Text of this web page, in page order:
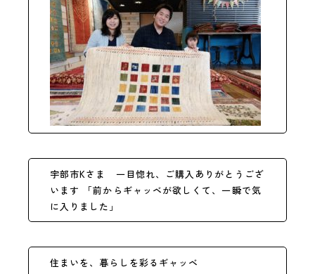
宇部市Kさま 一目惚れ、ご購入ありがとうござ
います
「前からギャッベが欲しくて、一瞬で気
に入りました」
住まいを、暮らしを彩るギャッベ